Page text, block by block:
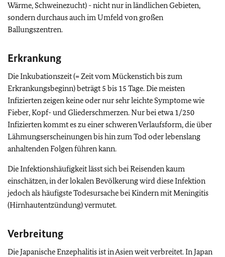
Wärme, Schweinezucht) - nicht nur in ländlichen Gebieten,
sondern durchaus auch im Umfeld von großen
Ballungszentren.
Erkrankung
Die Inkubationszeit (= Zeit vom Mückenstich bis zum
Erkrankungsbeginn) beträgt 5 bis 15 Tage. Die meisten
Infizierten zeigen keine oder nur sehr leichte Symptome wie
Fieber, Kopf- und Gliederschmerzen. Nur bei etwa 1/250
Infizierten kommt es zu einer schweren Verlaufsform, die über
Lähmungserscheinungen bis hin zum Tod oder lebenslang
anhaltenden Folgen führen kann.
Die Infektionshäufigkeit lässt sich bei Reisenden kaum
einschätzen, in der lokalen Bevölkerung wird diese Infektion
jedoch als häufigste Todesursache bei Kindern mit Meningitis
(Hirnhautentzündung) vermutet.
Verbreitung
Die Japanische Enzephalitis ist in Asien weit verbreitet. In Japan